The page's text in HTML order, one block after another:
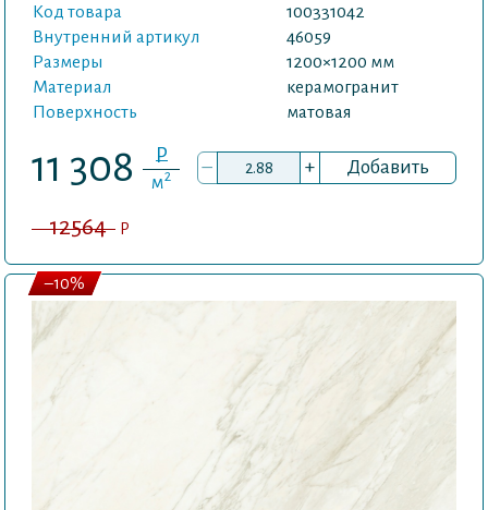
Код товара
100331042
Внутренний артикул
46059
Размеры
1200×1200 мм
Материал
керамогранит
Поверхность
матовая
11 308 P
м2 – + Добавить
12564 P
–10%